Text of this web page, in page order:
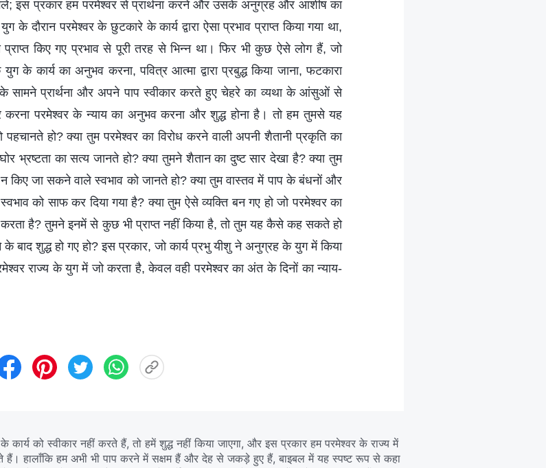
इस प्रकार हम परमेश्वर से प्रार्थना करने और उसके अनुग्रह और आशीष का
परमेश्वर के छुटकारे के कार्य द्वारा ऐसा प्रभाव प्राप्त किया गया था,
प्राप्त किए गए प्रभाव से पूरी तरह से भिन्न था। फिर भी कुछ ऐसे लोग हैं, जो
के कार्य का अनुभव करना, पवित्र आत्मा द्वारा प्रबुद्ध किया जाना, फटकारा
सामने प्रार्थना और अपने पाप स्वीकार करते हुए चेहरे का व्यथा के आंसुओं से
परमेश्वर के न्याय का अनुभव करना और शुद्ध होना है। तो हम तुमसे यह
हो? क्या तुम परमेश्वर का विरोध करने वाली अपनी शैतानी प्रकृति का
भ्रष्टता का सत्य जानते हो? क्या तुमने शैतान का दुष्ट सार देखा है? क्या तुम
न किए जा सकने वाले स्वभाव को जानते हो? क्या तुम वास्तव में पाप के बंधनों और
को साफ कर दिया गया है? क्या तुम ऐसे व्यक्ति बन गए हो जो परमेश्वर का
है? तुमने इनमें से कुछ भी प्राप्त नहीं किया है, तो तुम यह कैसे कह सकते हो
बाद शुद्ध हो गए हो? इस प्रकार, जो कार्य प्रभु यीशु ने अनुग्रह के युग में किया
राज्य के युग में जो करता है, केवल वही परमेश्वर का अंत के दिनों का न्याय-
को स्वीकार नहीं करते हैं, तो हमें शुद्ध नहीं किया जाएगा, और इस प्रकार हम परमेश्वर के राज्य में
हैं। हालाँकि हम अभी भी पाप करने में सक्षम हैं और देह से जकड़े हुए हैं, बाइबल में यह स्पष्ट रूप से कहा